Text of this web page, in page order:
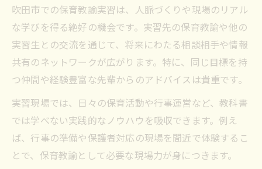
吹田市での保育教諭実習は、人脈づくりや現場のリアル
な学びを得る絶好の機会です。実習先の保育教諭や他の
実習生との交流を通じて、将来にわたる相談相手や情報
共有のネットワークが広がります。特に、同じ目標を持
つ仲間や経験豊富な先輩からのアドバイスは貴重です。
実習現場では、日々の保育活動や行事運営など、教科書
では学べない実践的なノウハウを吸収できます。例え
ば、行事の準備や保護者対応の現場を間近で体験するこ
とで、保育教諭として必要な現場力が身につきます。